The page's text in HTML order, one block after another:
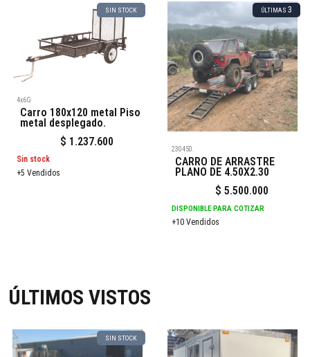
SIN STOCK
4x6G
Carro 180x120 metal Piso
metal desplegado.
$ 1.237.600
Sin stock
+5 Vendidos
ÚLTIMAS 3
230450.
CARRO DE ARRASTRE
PLANO DE 4.50X2.30
$5.500.000
DISPONIBLE PARA COTIZAR
+10 Vendidos
ÚLTIMOS VISTOS
SIN STOCK